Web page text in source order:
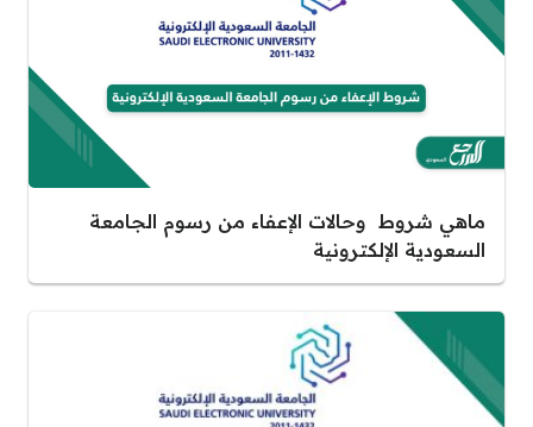
ماهي شروط وحالات الإعفاء من رسوم الجامعة
السعودية الإلكترونية